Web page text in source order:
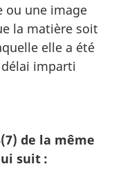
ou une image
la matière soit
elle a été
imparti
de la même
suit :